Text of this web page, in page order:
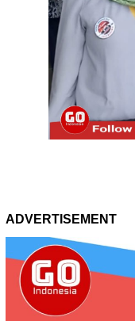
ADVERTISEMENT